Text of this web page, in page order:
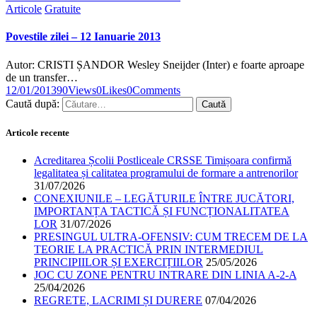
Articole Gratuite
Povestile zilei – 12 Ianuarie 2013
Autor: CRISTI ȘANDOR Wesley Sneijder (Inter) e foarte aproape
de un transfer…
12/01/201390Views0Likes0Comments
Caută după:
Articole recente
Acreditarea Școlii Postliceale CRSSE Timișoara confirmă
legalitatea și calitatea programului de formare a antrenorilor
31/07/2026
CONEXIUNILE – LEGĂTURILE ÎNTRE JUCĂTORI,
IMPORTANȚA TACTICĂ ȘI FUNCȚIONALITATEA
LOR 31/07/2026
PRESINGUL ULTRA-OFENSIV: CUM TRECEM DE LA
TEORIE LA PRACTICĂ PRIN INTERMEDIUL
PRINCIPIILOR ȘI EXERCIȚIILOR 25/05/2026
JOC CU ZONE PENTRU INTRARE DIN LINIA A-2-A
25/04/2026
REGRETE, LACRIMI ȘI DURERE 07/04/2026